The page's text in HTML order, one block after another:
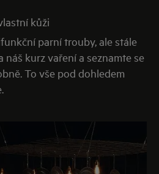
kůži
parní trouby, ale stále
náš kurz vaření a seznamte se
To vše pod dohledem